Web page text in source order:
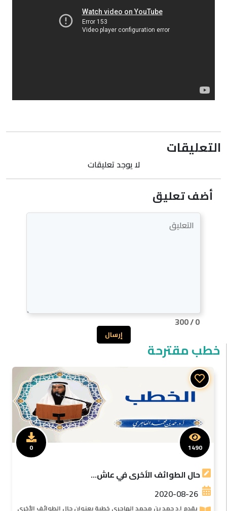
التعليقات
لا يوجد تعليقات
أضف تعليق
إرسال
0
/
300
خطب مقترحة
حال الطوائف الأخرى في عاش...
2020-08-26
يقدم ا.د حمد بن محمد الهاجرى خطبة بعنوان حال الطوائف الأخرى
1490
0